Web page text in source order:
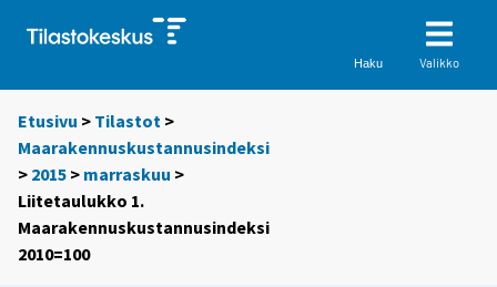
Haku Valikko
Etusivu > Tilastot >
Maarakennuskustannusindeksi
> 2015 > marraskuu >
Liitetaulukko 1.
Maarakennuskustannusindeksi
2010=100